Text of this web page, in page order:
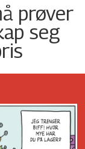
prøver
seg